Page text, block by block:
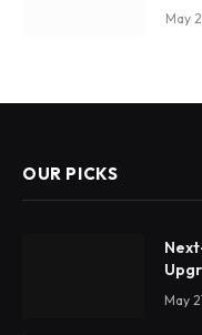
May
OUR PICKS
May